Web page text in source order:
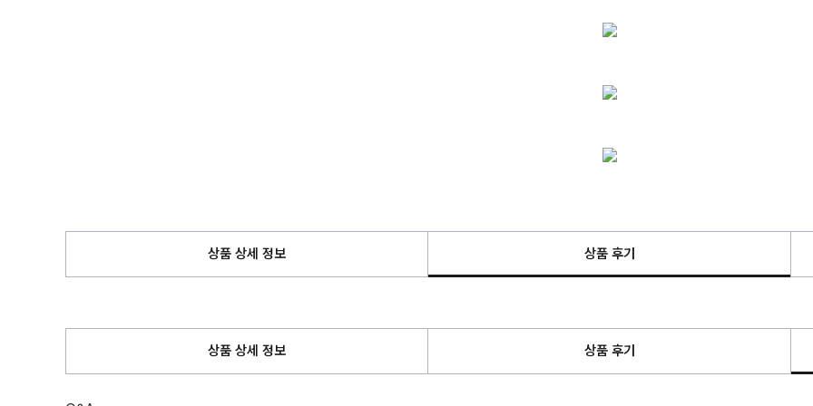
상품 상세 정보 상품 후기
상품 상세 정보 상품 후기